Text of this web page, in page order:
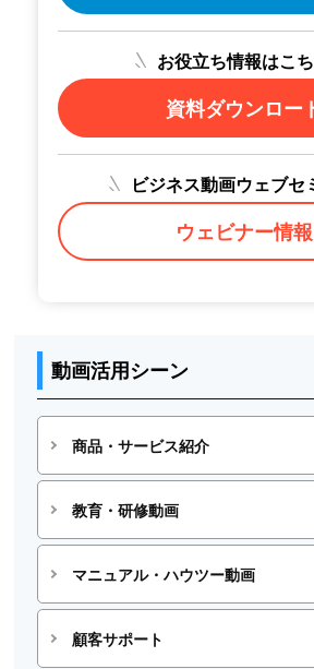
お役立ち情報はこ
資料ダウンロー
ビジネス動画ウェブセ
ウェビナー情報
動画活用シーン
商品・サービス紹介
教育・研修動画
マニュアル・ハウツー動画
顧客サポート